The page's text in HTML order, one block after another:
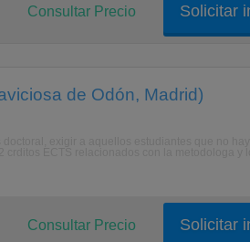
Solicitar
Consultar Precio
de Odón, Madrid)
Solicitar
Consultar Precio